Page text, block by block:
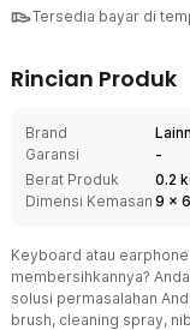
Tersedia bayar di
Rincian Produk
Brand
Garansi
-
Berat Produk
0.2
Dimensi Kemasan 9 x 6
Keyboard atau
membersihkannya?
solusi permasalahan
brush, cleaning spray,